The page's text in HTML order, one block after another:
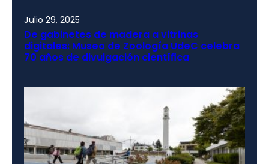
Julio 29, 2025
De gabinetes de madera a vitrinas
digitales: Museo de Zoología UdeC celebra
70 años de divulgación científica